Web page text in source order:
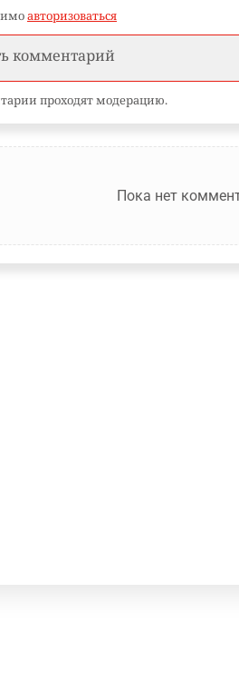
авторизоваться
проходят модерацию.
Пока нет